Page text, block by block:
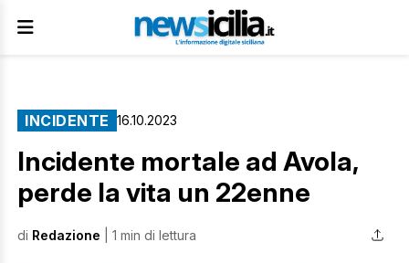
INCIDENTE 16.10.2023
Incidente mortale ad Avola,
perde la vita un 22enne
di Redazione | 1 min di lettura